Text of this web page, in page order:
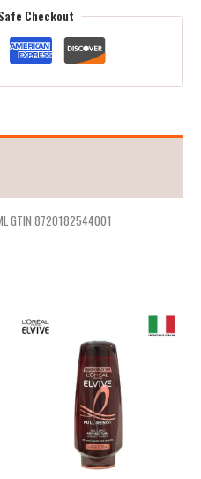
Checkout
GTIN 8720182544001